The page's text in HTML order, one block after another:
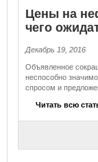
Цены на
чего
Декабрь 19, 2016
Объявленное
неспособно
спросом и
Читать всю